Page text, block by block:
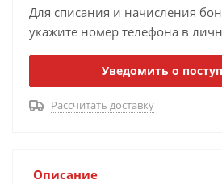
Для списания и начисления
укажите номер телефона в
Уведомить о
Рассчитать доставку
Описание